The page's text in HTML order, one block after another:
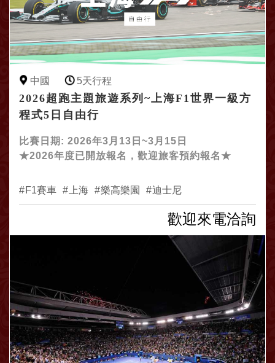
中國 5天行程
2026超跑主題旅遊系列~上海F1世界一級方
程式5日自由行
比賽日期: 2026年3月13日~3月15日
★2026年度已開放報名，歡迎旅客預約報名★
F1賽車 上海 樂高樂園 迪士尼
歡迎來電洽詢